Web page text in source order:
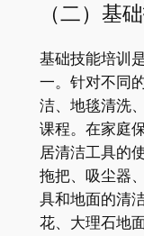
（二）基
基础技能培训
一。针对不同
洁、地毯清洗
课程。在家庭
居清洁工具的
拖把、吸尘器
具和地面的清
花、大理石地